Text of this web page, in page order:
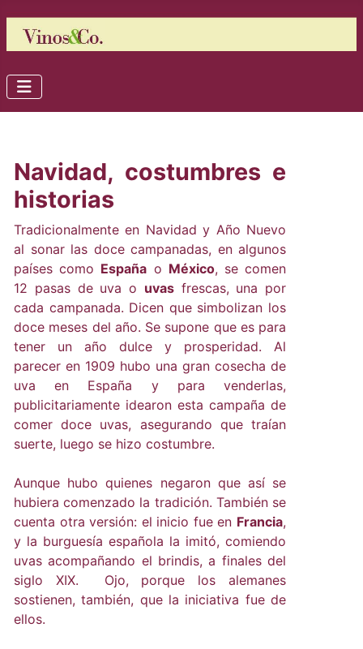
Navidad, costumbres e
historias
Tradicionalmente en Navidad y Año Nuevo
al sonar las doce campanadas, en algunos
países como España o México, se comen
12 pasas de uva o uvasfrescas, una por
cada campanada. Dicen que simbolizan los
doce meses del año. Se supone que es para
tener un año dulce y prosperidad. Al
parecer en 1909 hubo una gran cosecha de
uva en España y para venderlas,
publicitariamente idearon esta campaña de
comer doce uvas, asegurando que traían
suerte, luego se hizo costumbre.
Aunque hubo quienes negaron que así se
hubiera comenzado la tradición. También se
cuenta otra versión: el inicio fue en Francia,
y la burguesía española la imitó, comiendo
uvas acompañando el brindis, a finales del
siglo XIX. Ojo, porque los alemanes
sostienen, también, que la iniciativa fue de
ellos.